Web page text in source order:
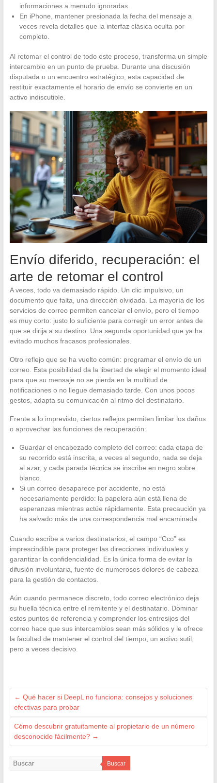
informaciones a menudo ignoradas.
En iPhone, mantener presionada la fecha del mensaje a
veces revela detalles que la interfaz clásica oculta por
completo.
Al retomar el control de todo este proceso, transforma un simple
intercambio en un punto de prueba. Durante una discusión
disputada o un encuentro estratégico, esta capacidad de
restituir exactamente el horario de envío se convierte en un
activo indiscutible.
Envío diferido, recuperación: el
arte de retomar el control
A veces, todo va demasiado rápido. Un clic impulsivo, un
documento que falta, una dirección olvidada. La mayoría de los
servicios de correo permiten cancelar el envío, pero el tiempo
es muy corto: justo lo suficiente para corregir un error antes de
que se dirija a su destino. Una segunda oportunidad que ya ha
evitado muchos fracasos profesionales.
Otro reflejo que se ha vuelto común: programar el envío de un
correo. Esta posibilidad da la libertad de elegir el momento ideal
para que su mensaje no se pierda en la multitud de
notificaciones o no llegue demasiado tarde. Con unos pocos
gestos, adapta su comunicación al ritmo del destinatario.
Frente a lo imprevisto, ciertos reflejos permiten limitar los daños
o aprovechar las funciones de recuperación:
Guardar el encabezado completo del correo: cada etapa de
su recorrido está inscrita, a veces al segundo, nada se deja
al azar, y cada parada técnica se inscribe en negro sobre
blanco.
Si un correo desaparece por accidente, no está
necesariamente perdido: la papelera aún está llena de
esperanzas mientras actúe rápidamente. Esta precaución ya
ha salvado más de una correspondencia mal encaminada.
Cuando escribe a varios destinatarios, el campo “Cco” es
imprescindible para proteger las direcciones individuales y
garantizar la confidencialidad. Es la única forma de evitar la
difusión involuntaria, fuente de numerosos dolores de cabeza
para la gestión de contactos.
Aún cuando permanece discreto, todo correo electrónico deja
su huella técnica entre el remitente y el destinatario. Dominar
estos puntos de referencia y comprender los entresijos del
correo hace que sus intercambios sean más sólidos y le ofrece
la facultad de mantener el control del tiempo, un activo sutil,
pero a veces decisivo.
← Qué hacer si DeepL no funciona: consejos y soluciones
efectivas para probar
Cómo descubrir gratuitamente al propietario de un número
desconocido fácilmente? →
Buscar